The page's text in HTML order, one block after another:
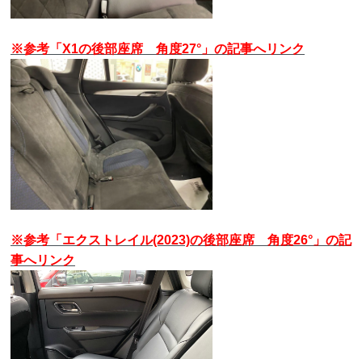
※参考「X1の後部座席 角度27°」の記事へリンク
※参考「エクストレイル(2023)の後部座席 角度26°」の記
事へリンク